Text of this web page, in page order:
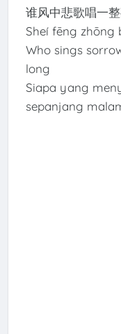
谁风中悲歌唱一
Sheí fēng zhōng
Who sings
long
Siapa yang
sepanjang